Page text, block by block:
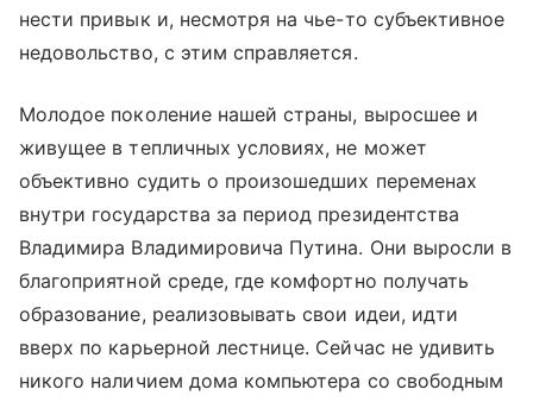
нести привык и, несмотря на чье-то субъективное
недовольство, с этим справляется.
Молодое поколение нашей страны, выросшее и
живущее в тепличных условиях, не может
объективно судить о произошедших переменах
внутри государства за период президентства
Владимира Владимировича Путина. Они выросли в
благоприятной среде, где комфортно получать
образование, реализовывать свои идеи, идти
вверх по карьерной лестнице. Сейчас не удивить
никого наличием дома компьютера со свободным